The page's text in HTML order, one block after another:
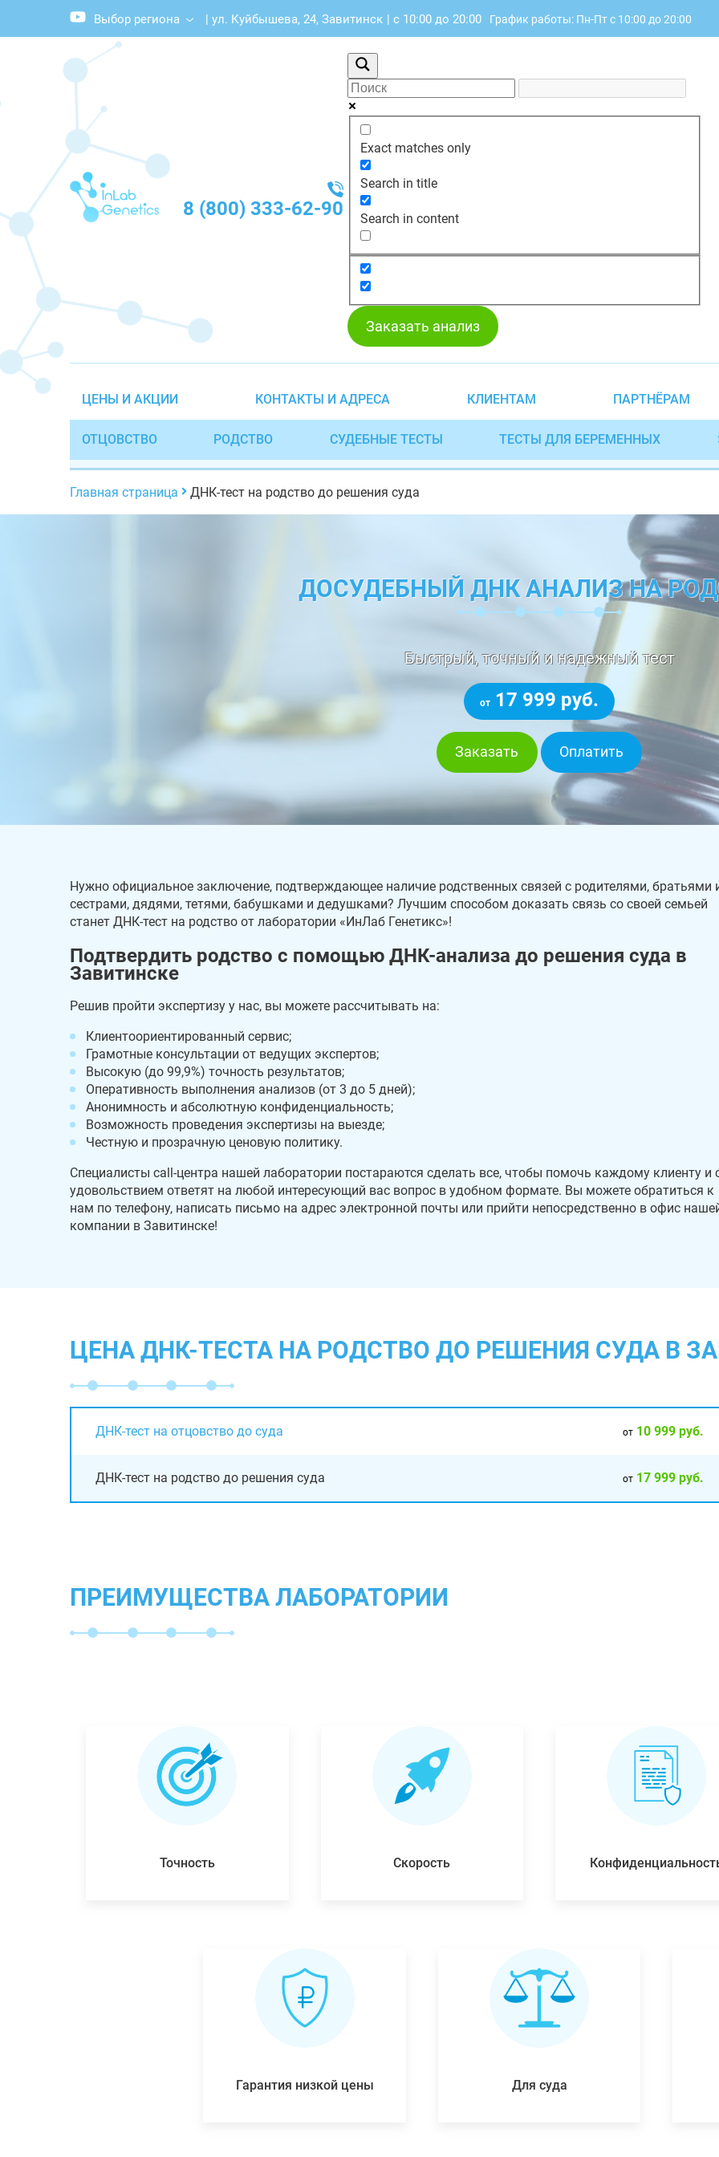
Выбор региона | ул. Куйбышева, 24, Завитинск | с 10:00 до 20:00 График работы: Пн-Пт с 10:00 до 20:00
8 (800) 333-62-90
Exact matches only
Search in title
Search in content
Заказать анализ
ЦЕНЫ И АКЦИИ КОНТАКТЫ И АДРЕСА КЛИЕНТАМ ПАРТНЁРАМ
ОТЦОВСТВО РОДСТВО СУДЕБНЫЕ ТЕСТЫ ТЕСТЫ ДЛЯ БЕРЕМЕННЫХ
Главная страница ДНК-тест на родство до решения суда
ДОСУДЕБНЫЙ ДНК АНАЛИЗ НА
Быстрый, точный и надежный тест
от 17 999 руб.
Заказать Оплатить
Нужно официальное заключение, подтверждающее наличие родственных связей с родителями, братьями
сестрами, дядями, тетями, бабушками и дедушками? Лучшим способом доказать связь со своей семьей
станет ДНК-тест на родство от лаборатории «ИнЛаб Генетикс»!
Подтвердить родство с помощью ДНК-анализа до решения суда в
Завитинске
Решив пройти экспертизу у нас, вы можете рассчитывать на:
Клиентоориентированный сервис;
Грамотные консультации от ведущих экспертов;
Высокую (до 99,9%) точность результатов;
Оперативность выполнения анализов (от 3 до 5 дней);
Анонимность и абсолютную конфиденциальность;
Возможность проведения экспертизы на выезде;
Честную и прозрачную ценовую политику.
Специалисты call-центра нашей лаборатории постараются сделать все, чтобы помочь каждому клиенту и
удовольствием ответят на любой интересующий вас вопрос в удобном формате. Вы можете обратиться к
нам по телефону, написать письмо на адрес электронной почты или прийти непосредственно в офис
компании в Завитинске!
ЦЕНА ДНК-ТЕСТА НА РОДСТВО ДО РЕШЕНИЯ СУДА В
ДНК-тест на отцовство до суда от10 999 руб.
ДНК-тест на родство до решения суда от17 999 руб.
ПРЕИМУЩЕСТВА ЛАБОРАТОРИИ
Точность Скорость
Гарантия низкой цены Для суда